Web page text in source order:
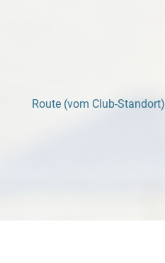
Route (vom Club-Standort)